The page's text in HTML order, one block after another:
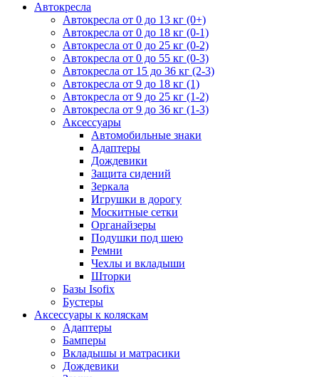
Автокресла
Автокресла от 0 до 13 кг (0+)
Автокресла от 0 до 18 кг (0-1)
Автокресла от 0 до 25 кг (0-2)
Автокресла от 0 до 55 кг (0-3)
Автокресла от 15 до 36 кг (2-3)
Автокресла от 9 до 18 кг (1)
Автокресла от 9 до 25 кг (1-2)
Автокресла от 9 до 36 кг (1-3)
Аксессуары
Автомобильные знаки
Адаптеры
Дождевики
Защита сидений
Зеркала
Игрушки в дорогу
Москитные сетки
Органайзеры
Подушки под шею
Ремни
Чехлы и вкладыши
Шторки
Базы Isofix
Бустеры
Аксессуары к коляскам
Адаптеры
Бамперы
Вкладышы и матрасики
Дождевики